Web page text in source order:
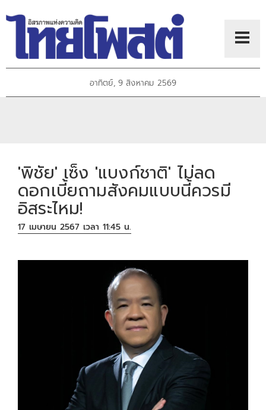
อาทิตย์, 9 สิงหาคม 2569
'พิชัย' เซ็ง 'แบงก์ชาติ' ไม่ลด
ดอกเบี้ยถามสังคมแบบนี้ควรมี
อิสระไหม!
17 เมษายน 2567 เวลา 11:45 น.